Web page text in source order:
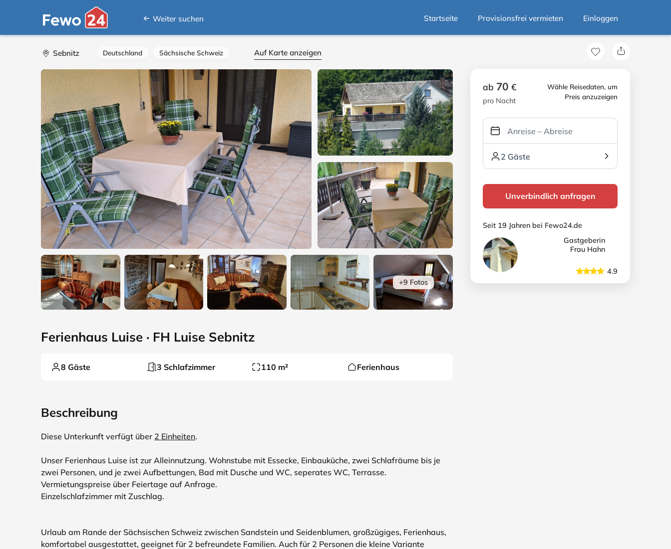
Weiter suchen Startseite Provisionsfrei vermieten Einloggen
Sebnitz Deutschland Sächsische Schweiz Auf Karte anzeigen
+9 Fotos
Ferienhaus Luise · FH Luise Sebnitz
8 Gäste 3 Schlafzimmer 110 m² Ferienhaus
Beschreibung
Diese Unterkunft verfügt über 2 Einheiten.
Unser Ferienhaus Luise ist zur Alleinnutzung. Wohnstube mit Essecke, Einbauküche, zwei Schlafräume bis je
zwei Personen, und je zwei Aufbettungen, Bad mit Dusche und WC, seperates WC, Terrasse.
Vermietungspreise über Feiertage auf Anfrage.
Einzelschlafzimmer mit Zuschlag.
Urlaub am Rande der Sächsischen Schweiz zwischen Sandstein und Seidenblumen, großzügiges, Ferienhaus,
komfortabel ausgestattet, geeignet für 2 befreundete Familien. Auch für 2 Personen die kleine Variante
Wähle Reisedaten, um
Preis anzuzeigen
ab 70 €
pro Nacht
2 Gäste
Unverbindlich anfragen
Seit 19 Jahren bei Fewo24.de
Gastgeberin
Frau Hahn
4.9